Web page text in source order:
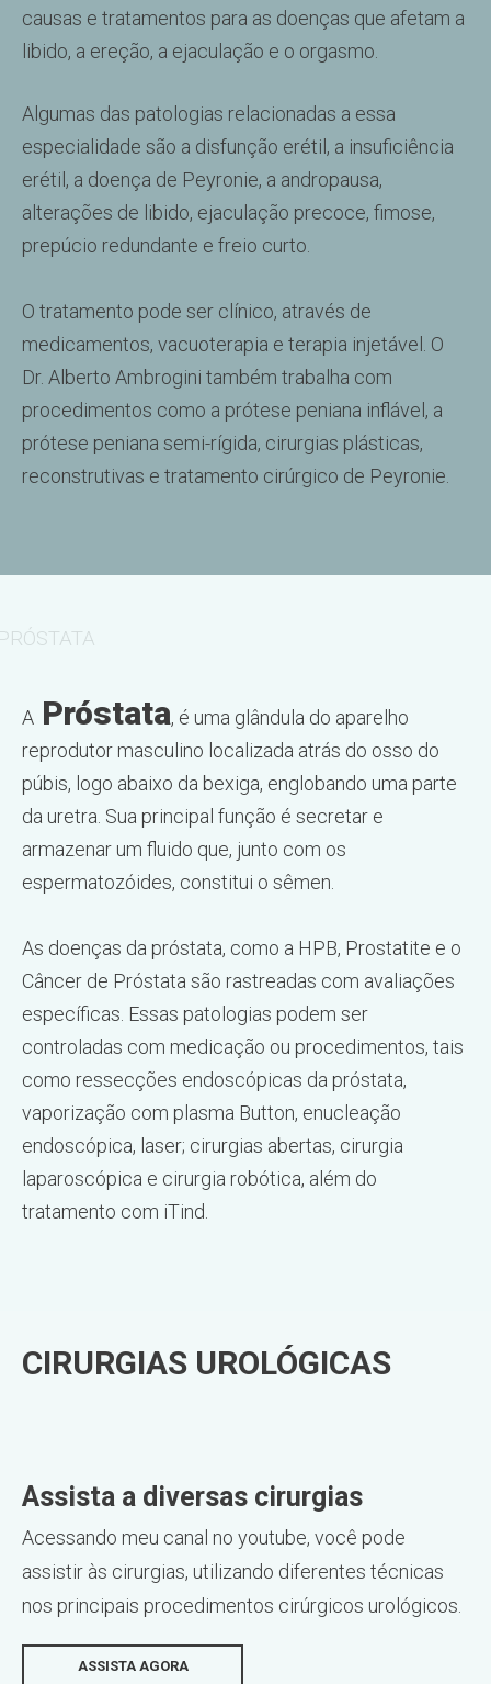
causas e tratamentos para as doenças que afetam a
libido, a ereção, a ejaculação e o orgasmo.
Algumas das patologias relacionadas a essa
especialidade são a disfunção erétil, a insuficiência
erétil, a doença de Peyronie, a andropausa,
alterações de libido, ejaculação precoce, fimose,
prepúcio redundante e freio curto.
O tratamento pode ser clínico, através de
medicamentos, vacuoterapia e terapia injetável. O
Dr. Alberto Ambrogini também trabalha com
procedimentos como a prótese peniana inflável, a
prótese peniana semi-rígida, cirurgias plásticas,
reconstrutivas e tratamento cirúrgico de Peyronie.
A Próstata, é uma glândula do aparelho
reprodutor masculino localizada atrás do osso do
púbis, logo abaixo da bexiga, englobando uma parte
da uretra. Sua principal função é secretar e
armazenar um fluido que, junto com os
espermatozóides, constitui o sêmen.
As doenças da próstata, como a HPB, Prostatite e o
Câncer de Próstata são rastreadas com avaliações
específicas. Essas patologias podem ser
controladas com medicação ou procedimentos, tais
como ressecções endoscópicas da próstata,
vaporização com plasma Button, enucleação
endoscópica, laser; cirurgias abertas, cirurgia
laparoscópica e cirurgia robótica, além do
tratamento com iTind.
CIRURGIAS UROLÓGICAS
Assista a diversas cirurgias
Acessando meu canal no youtube, você pode
assistir às cirurgias, utilizando diferentes técnicas
nos principais procedimentos cirúrgicos urológicos.
ASSISTA AGORA